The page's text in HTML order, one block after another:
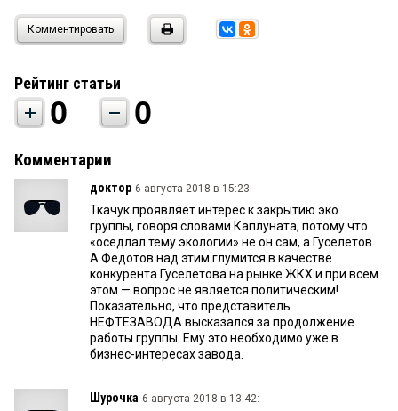
Комментировать
Рейтинг статьи
0 0
Комментарии
доктор 6 августа 2018 в 15:23:
Ткачук проявляет интерес к закрытию эко
группы, говоря словами Каплуната, потому что
«оседлал тему экологии» не он сам, а Гуселетов.
А Федотов над этим глумится в качестве
конкурента Гуселетова на рынке ЖКХ.и при всем
этом — вопрос не является политическим!
Показательно, что представитель
НЕФТЕЗАВОДА высказался за продолжение
работы группы. Ему это необходимо уже в
бизнес-интересах завода.
Шурочка 6 августа 2018 в 13:42: